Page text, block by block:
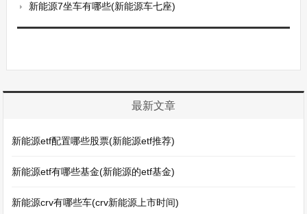
新能源7坐车有哪些(新能源车七座)
最新文章
新能源etf配置哪些股票(新能源etf推荐)
新能源etf有哪些基金(新能源的etf基金)
新能源crv有哪些车(crv新能源上市时间)